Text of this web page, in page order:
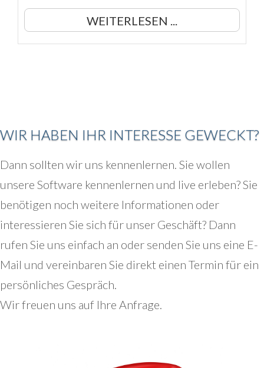
WEITERLESEN ...
WIR HABEN IHR INTERESSE GEWECKT?
Dann sollten wir uns kennenlernen. Sie wollen
unsere Software kennenlernen und live erleben? Sie
benötigen noch weitere Informationen oder
interessieren Sie sich für unser Geschäft? Dann
rufen Sie uns einfach an oder senden Sie uns eine E-
Mail und vereinbaren Sie direkt einen Termin für ein
persönliches Gespräch.
Wir freuen uns auf Ihre Anfrage.